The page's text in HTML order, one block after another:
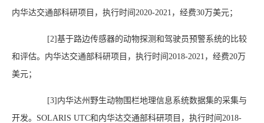
内华达交通部科研项目，执行时间 2020-2021 ，经费30 万美元；
[2]基于路边传感器的动物探测和驾驶员预警系统的比较
和评估。内华达交通部科研项目，执行时间 2018-2021 ，经费20 万
美元；
[3] 内华达州野生动物围栏地理信息系统数据集的采集与
开发。 SOLARIS UTC和内华达交通部科研项目，执行时间 2018-